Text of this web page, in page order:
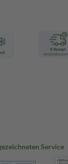
Service